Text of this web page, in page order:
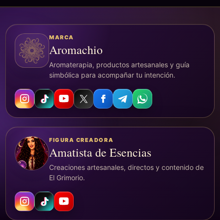
MARCA
Aromachio
Aromaterapia, productos artesanales y guía
simbólica para acompañar tu intención.
FIGURA CREADORA
Amatista de Esencias
Creaciones artesanales, directos y contenido de
El Grimorio.